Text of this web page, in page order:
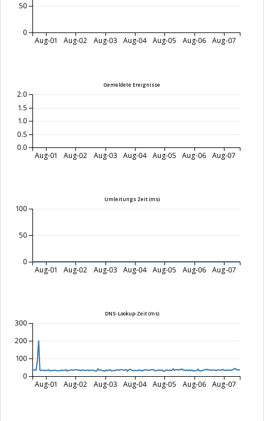
Aug-01 Aug-02 Aug-03 Aug-04 Aug-05 Aug-06 Aug-07
0
50
Gemeldete Ereignisse
Aug-01 Aug-02 Aug-03 Aug-04 Aug-05 Aug-06 Aug-07
0.0
0.5
1.0
1.5
2.0
Umleitungs Zeit (ms)
Aug-01 Aug-02 Aug-03 Aug-04 Aug-05 Aug-06 Aug-07
0
50
100
DNS-Lookup-Zeit (ms)
Aug-01 Aug-02 Aug-03 Aug-04 Aug-05 Aug-06 Aug-07
0
100
200
300